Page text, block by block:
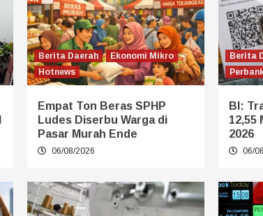
Berita Daerah
Ekonomi Mikro
Hotnews
Empat Ton Beras SPHP
Ludes Diserbu Warga di
Pasar Murah Ende
06/08/2026
Berita
BI:
12,55
2026
06/